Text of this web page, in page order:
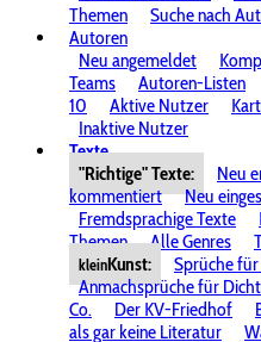
Themen
Suche nach
Autoren
Neu angemeldet
Teams
Autoren-Listen
10
Aktive Nutzer
Inaktive Nutzer
Texte
"Richtige" Texte:
Neu
kommentiert
Neu
Fremdsprachige Texte
Themen
Alle Genres
kleinKunst:
Sprüche
Anmachsprüche für
Co.
Der KV-Friedhof
als gar keine Literatur